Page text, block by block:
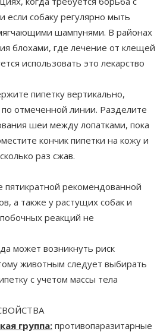
собаку регулярно мыть
шампунями. В районах
блохами, где лечение от клещей
использовать это лекарство
пипетку вертикально,
отмеченной линии. Разделите
шеи между лопатками, пока
кончик пипетки на кожу и
раз сжав.
рекомендованной
а также у растущих собак и
реакций не
может возникнуть риск
животным следует выбирать
с учетом массы тела
группа: противопаразитарные